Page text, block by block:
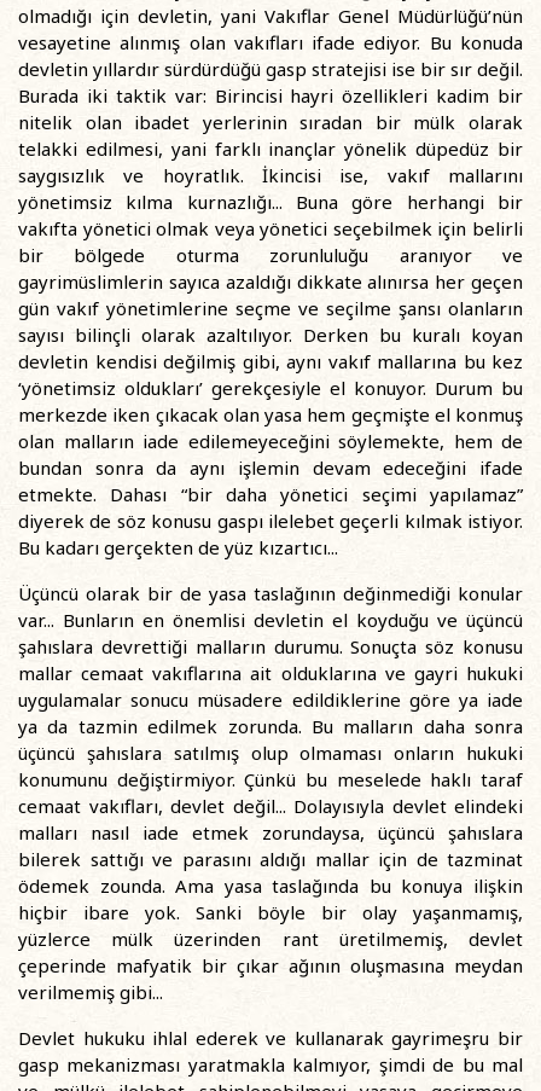
olmadığı için devletin, yani Vakıflar Genel Müdürlüğü’nün
vesayetine alınmış olan vakıfları ifade ediyor. Bu konuda
devletin yıllardır sürdürdüğü gasp stratejisi ise bir sır değil.
Burada iki taktik var: Birincisi hayri özellikleri kadim bir
nitelik olan ibadet yerlerinin sıradan bir mülk olarak
telakki edilmesi, yani farklı inançlar yönelik düpedüz bir
saygısızlık ve hoyratlık. İkincisi ise, vakıf mallarını
yönetimsiz kılma kurnazlığı... Buna göre herhangi bir
vakıfta yönetici olmak veya yönetici seçebilmek için belirli
bir bölgede oturma zorunluluğu aranıyor ve
gayrimüslimlerin sayıca azaldığı dikkate alınırsa her geçen
gün vakıf yönetimlerine seçme ve seçilme şansı olanların
sayısı bilinçli olarak azaltılıyor. Derken bu kuralı koyan
devletin kendisi değilmiş gibi, aynı vakıf mallarına bu kez
‘yönetimsiz oldukları’ gerekçesiyle el konuyor. Durum bu
merkezde iken çıkacak olan yasa hem geçmişte el konmuş
olan malların iade edilemeyeceğini söylemekte, hem de
bundan sonra da aynı işlemin devam edeceğini ifade
etmekte. Dahası “bir daha yönetici seçimi yapılamaz”
diyerek de söz konusu gaspı ilelebet geçerli kılmak istiyor.
Bu kadarı gerçekten de yüz kızartıcı...
Üçüncü olarak bir de yasa taslağının değinmediği konular
var... Bunların en önemlisi devletin el koyduğu ve üçüncü
şahıslara devrettiği malların durumu. Sonuçta söz konusu
mallar cemaat vakıflarına ait olduklarına ve gayri hukuki
uygulamalar sonucu müsadere edildiklerine göre ya iade
ya da tazmin edilmek zorunda. Bu malların daha sonra
üçüncü şahıslara satılmış olup olmaması onların hukuki
konumunu değiştirmiyor. Çünkü bu meselede haklı taraf
cemaat vakıfları, devlet değil... Dolayısıyla devlet elindeki
malları nasıl iade etmek zorundaysa, üçüncü şahıslara
bilerek sattığı ve parasını aldığı mallar için de tazminat
ödemek zounda. Ama yasa taslağında bu konuya ilişkin
hiçbir ibare yok. Sanki böyle bir olay yaşanmamış,
yüzlerce mülk üzerinden rant üretilmemiş, devlet
çeperinde mafyatik bir çıkar ağının oluşmasına meydan
verilmemiş gibi...
Devlet hukuku ihlal ederek ve kullanarak gayrimeşru bir
gasp mekanizması yaratmakla kalmıyor, şimdi de bu mal